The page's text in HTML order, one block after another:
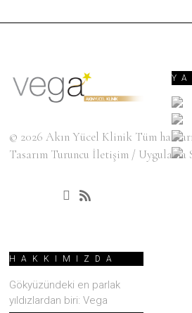
© 2026Akın Yücel Klinik Tüm
Tasarım Turuncu İletişim / Uygulama
HAKKIMIZDA
Gökyüzündeki en parlak
yıldızlardan biri: Vega